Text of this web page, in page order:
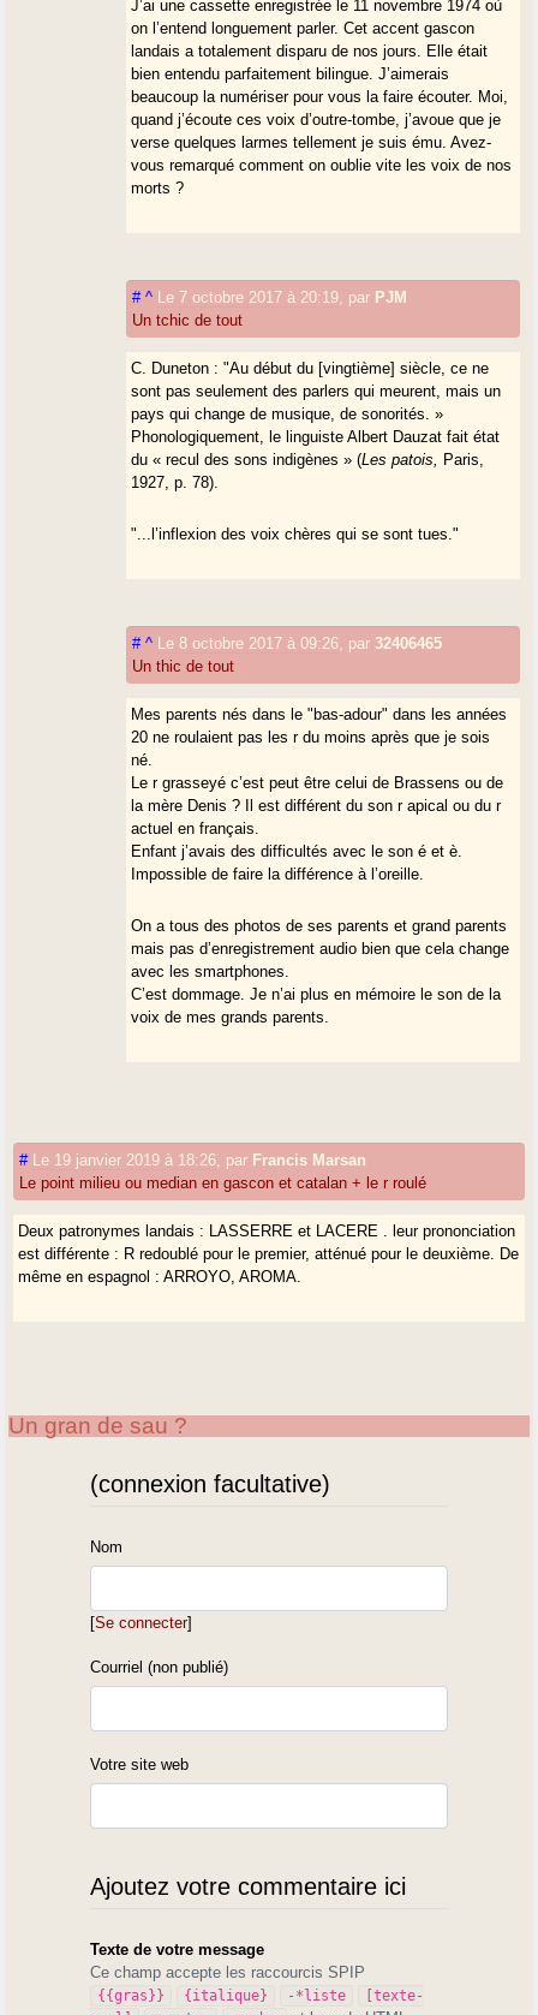
J’ai une cassette enregistrée le 11 novembre 1974 où
on l’entend longuement parler. Cet accent gascon
landais a totalement disparu de nos jours. Elle était
bien entendu parfaitement bilingue. J’aimerais
beaucoup la numériser pour vous la faire écouter. Moi,
quand j’écoute ces voix d’outre-tombe, j’avoue que je
verse quelques larmes tellement je suis ému. Avez-
vous remarqué comment on oublie vite les voix de nos
morts ?
# ^ Le 7 octobre 2017 à 20:19 par PJM
Un tchic de tout
C. Duneton : "Au début du [vingtième] siècle, ce ne
sont pas seulement des parlers qui meurent, mais un
pays qui change de musique, de sonorités. »
Phonologiquement, le linguiste Albert Dauzat fait état
du « recul des sons indigènes » (Les patois,
Paris,
1927, p. 78).
"...l’inflexion des voix chères qui se sont tues."
# ^ Le 8 octobre 2017 à 09:26 par32406465
Un thic de tout
Mes parents nés dans le "bas-adour" dans les années
20 ne roulaient pas les r du moins après que je sois
né.
Le r grasseyé c’est peut être celui de Brassens ou de
la mère Denis ? Il est différent du son r apical ou du r
actuel en français.
Enfant j’avais des difficultés avec le son é et è.
Impossible de faire la différence à l’oreille.
On a tous des photos de ses parents et grand parents
mais pas d’enregistrement audio bien que cela change
avec les smartphones.
C’est dommage. Je n’ai plus en mémoire le son de la
voix de mes grands parents.
# Le 19 janvier 2019 à 18:26 par Francis Marsan
Le point milieu ou median en gascon et catalan + le r roulé
Deux patronymes landais : LASSERRE et LACERE . leur prononciation
est différente : R redoublé pour le premier, atténué pour le deuxième. De
même en espagnol : ARROYO, AROMA.
Un gran de sau ?
(connexion facultative)
Nom
[Se connecter]
Courriel (non publié)
Votre site web
Ajoutez votre commentaire ici
Texte de votre message
Ce champ accepte les raccourcis SPIP
{{gras}} {italique} -*liste
[texte-